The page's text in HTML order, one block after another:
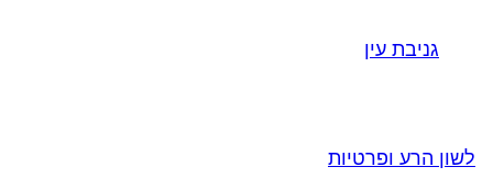
גניבת עין
לשון הרע ופרטיות